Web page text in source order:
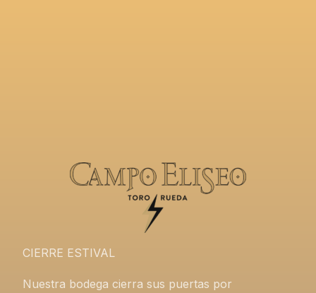
CIERRE ESTIVAL
Nuestra bodega cierra sus puertas por